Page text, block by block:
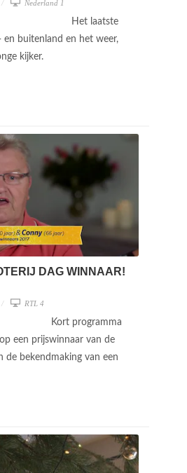
Nederland 1
Het laatste
en buitenland en het weer,
kijker.
DAG WINNAAR!
RTL 4
Kort programma
een prijswinnaar van de
de bekendmaking van een